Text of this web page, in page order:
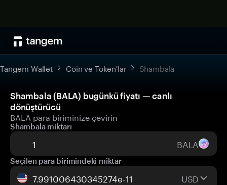
Tangem Wallet Coin ve Token'lar Shambala
Shambala (BALA) bugünkü fiyatı — canlı
dönüştürücü
BALA para biriminize çevirin
Shambala miktarı
BALA
Seçilen para birimindeki miktar
USD